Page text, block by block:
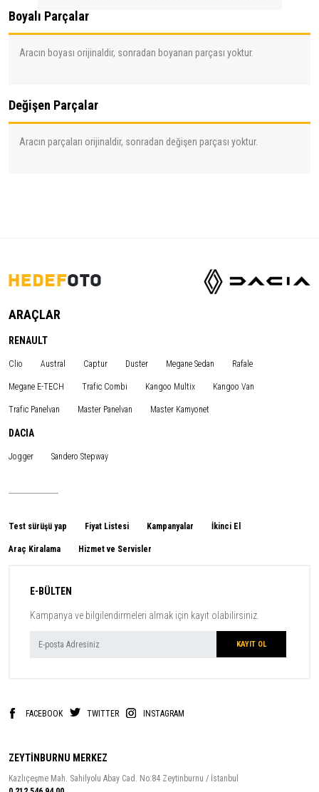
Boyalı Parçalar
Aracın boyası orijinaldir, sonradan boyanan parçası yoktur.
Değişen Parçalar
Aracın parçaları orijinaldir, sonradan değişen parçası yoktur.
ARAÇLAR
RENAULT
Clio Austral Captur Duster Megane Sedan Rafale
Megane E-TECH Trafic Combi Kangoo Multix Kangoo Van
Trafic Panelvan Master Panelvan Master Kamyonet
DACIA
Jogger Sandero Stepway
Test sürüşü yap Fiyat Listesi Kampanyalar İkinci El
Araç Kiralama Hizmet ve Servisler
E-BÜLTEN
Kampanya ve bilgilendirmeleri almak için kayıt olabilirsiniz.
FACEBOOK TWITTER INSTAGRAM
ZEYTİNBURNU MERKEZ
Kazlıçeşme Mah. Sahilyolu Abay Cad. No:84 Zeytinburnu / İstanbul